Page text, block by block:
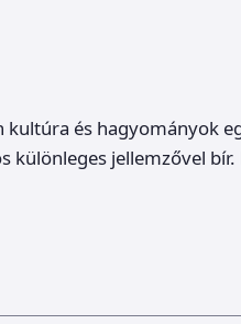
kultúra és hagyományok
különleges jellemzővel